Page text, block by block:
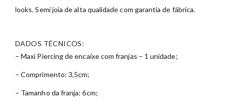
looks. Semi joia de alta qualidade com garantia de fábrica.
DADOS TÉCNICOS:
– Maxi Piercing de encaixe com franjas – 1 unidade;
– Comprimento: 3,5cm;
– Tamanho da franja: 6cm;